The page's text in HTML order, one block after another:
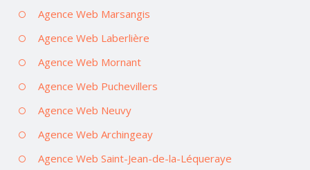
Agence Web Marsangis
Agence Web Laberlière
Agence Web Mornant
Agence Web Puchevillers
Agence Web Neuvy
Agence Web Archingeay
Agence Web Saint-Jean-de-la-Léqueraye